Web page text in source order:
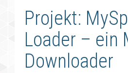
Projekt:
Loader – ein
Downloader